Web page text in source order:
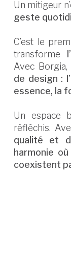
Un mitigeur
geste
C’est le
transforme
Avec
de design :
essence, la
Un espace
réfléchis.
qualité et
harmonie
coexistent